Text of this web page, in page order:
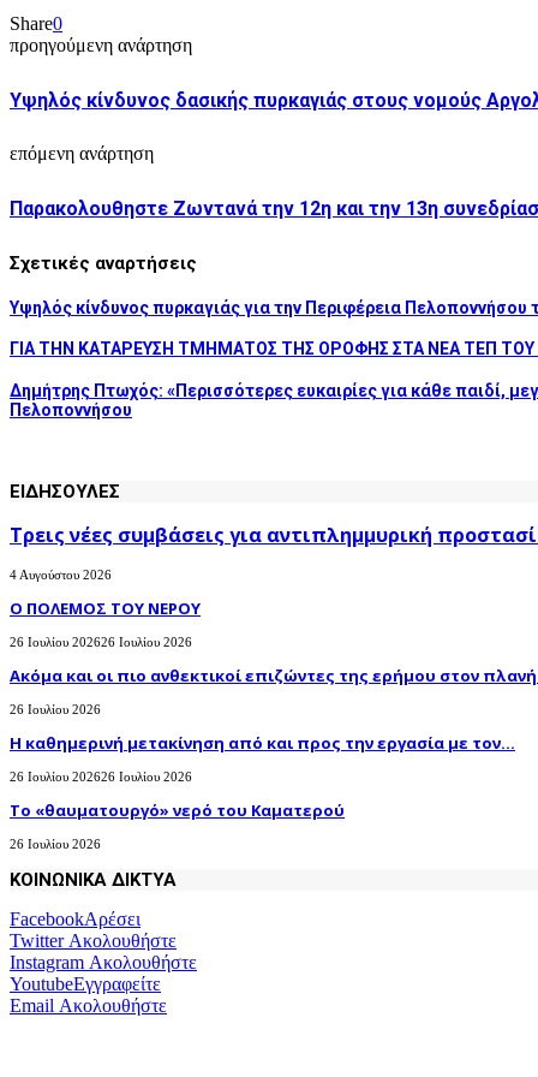
Share0
προηγούμενη ανάρτηση
Υψηλός κίνδυνος δασικής πυρκαγιάς στους νομούς
επόμενη ανάρτηση
Παρακολουθηστε Ζωντανά την 12η και την 13η
Σχετικές αναρτήσεις
Υψηλός κίνδυνος πυρκαγιάς για την Περιφέρεια
ΓΙΑ ΤΗΝ ΚΑΤΑΡΕΥΣΗ ΤΜΗΜΑΤΟΣ ΤΗΣ ΟΡΟΦΗΣ ΣΤΑ ΝΕΑ ΤΕΠ ΤΟΥ
Δημήτρης Πτωχός: «Περισσότερες ευκαιρίες για κάθε παιδί,
Πελοποννήσου
ΕΙΔΗΣΟΥΛΕΣ
Τρεις νέες συμβάσεις για αντιπλημμυρική
4 Αυγούστου 2026
Ο ΠΟΛΕΜΟΣ ΤΟΥ ΝΕΡΟΥ
26 Ιουλίου 202626 Ιουλίου 2026
Ακόμα και οι πιο ανθεκτικοί επιζώντες της ερήμου στον
26 Ιουλίου 2026
H καθημερινή μετακίνηση από και προς την εργασία με τον...
26 Ιουλίου 202626 Ιουλίου 2026
Το «θαυματουργό» νερό του Καματερού
26 Ιουλίου 2026
ΚΟΙΝΩΝΙΚΑ ΔΙΚΤΥΑ
FacebookΑρέσει
TwitterΑκολουθήστε
Instagram Ακολουθήστε
YoutubeΕγγραφείτε
Email Ακολουθήστε